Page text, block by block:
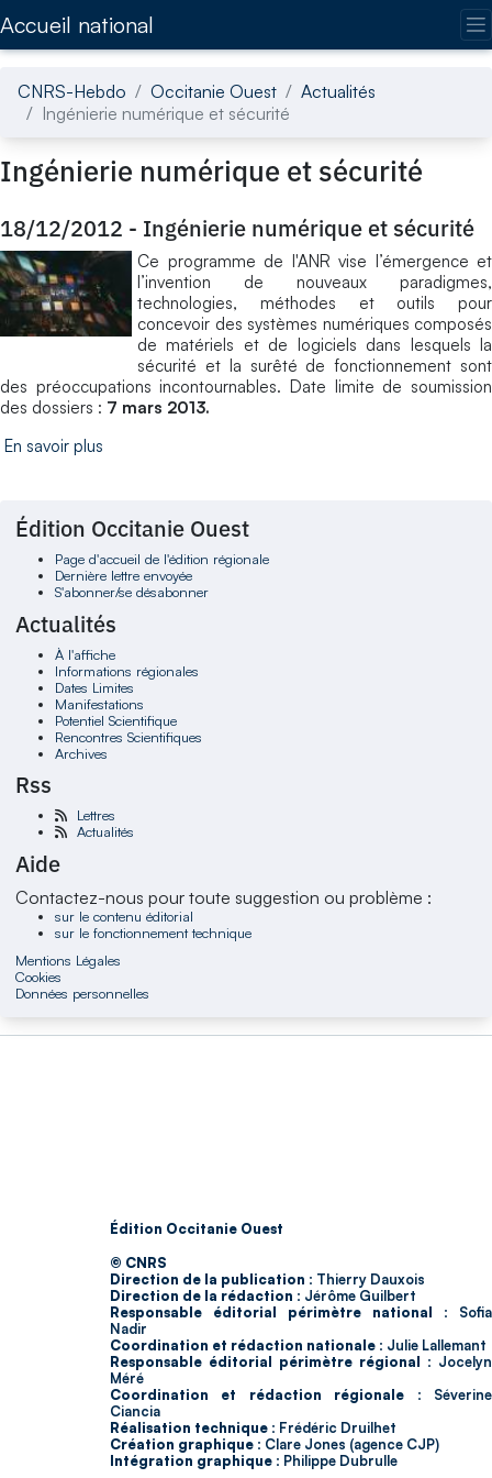
Accueil national
CNRS-Hebdo Occitanie Ouest
Actualités
Ingénierie numérique et sécurité
Ingénierie numérique et sécurité
18/12/2012 - Ingénierie numérique et sécurité
Ce programme de l'ANR vise l’émergence et
l’invention de nouveaux paradigmes,
technologies, méthodes et outils pour
concevoir des systèmes numériques composés
de matériels et de logiciels dans lesquels la
sécurité et la surêté de fonctionnement sont
des préoccupations incontournables. Date limite de soumission
des dossiers : 7 mars 2013.
En savoir plus
Édition Occitanie Ouest
Page d'accueil de l'édition régionale
Dernière lettre envoyée
S'abonner/se désabonner
Actualités
À l'affiche
Informations régionales
Dates Limites
Manifestations
Potentiel Scientifique
Rencontres Scientifiques
Archives
Rss
Lettres
Actualités
Aide
Contactez-nous pour toute suggestion ou problème :
sur le contenu éditorial
sur le fonctionnement technique
Mentions Légales
Cookies
Données personnelles
Édition Occitanie Ouest
© CNRS
Direction de la publication : Thierry Dauxois
Direction de la rédaction : Jérôme Guilbert
Responsable éditorial périmètre national : Sofia
Nadir
Coordination et rédaction nationale : Julie Lallemant
Responsable éditorial périmètre régional : Jocelyn
Méré
Coordination et rédaction régionale : Séverine
Ciancia
Réalisation technique : Frédéric Druilhet
Création graphique : Clare Jones (agence CJP)
Intégration graphique : Philippe Dubrulle